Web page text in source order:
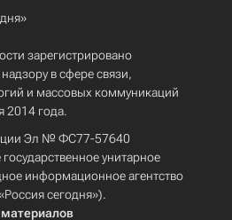
зарегистрировано
в сфере связи,
и массовых коммуникаций
2014 года.
Эл № ФС77-57640
унитарное
информационное агентство
сегодня»).